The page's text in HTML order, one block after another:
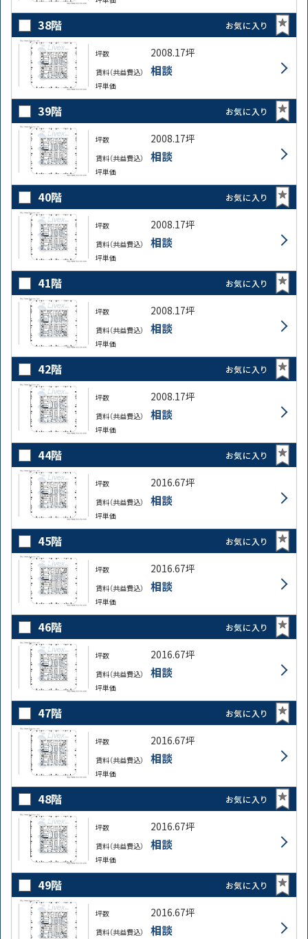
38階 お気に入り
坪数 2008.17坪
賃料（共益費込） 相談
坪単価
39階 お気に入り
坪数 2008.17坪
賃料（共益費込） 相談
坪単価
40階 お気に入り
坪数 2008.17坪
賃料（共益費込） 相談
坪単価
41階 お気に入り
坪数 2008.17坪
賃料（共益費込） 相談
坪単価
42階 お気に入り
坪数 2008.17坪
賃料（共益費込） 相談
坪単価
44階 お気に入り
坪数 2016.67坪
賃料（共益費込） 相談
坪単価
45階 お気に入り
坪数 2016.67坪
賃料（共益費込） 相談
坪単価
46階 お気に入り
坪数 2016.67坪
賃料（共益費込） 相談
坪単価
47階 お気に入り
坪数 2016.67坪
賃料（共益費込） 相談
坪単価
48階 お気に入り
坪数 2016.67坪
賃料（共益費込） 相談
坪単価
49階 お気に入り
坪数 2016.67坪
賃料（共益費込） 相談